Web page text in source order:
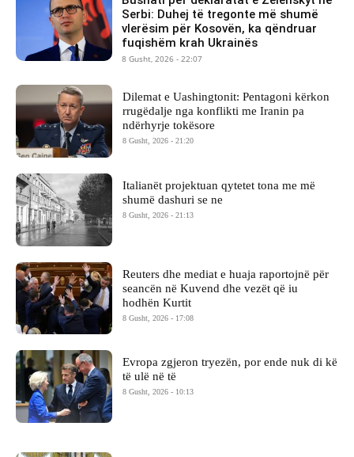
Serbi: Duhej të tregonte më shumë
vlerësim për Kosovën, ka qëndruar
fuqishëm krah Ukrainës
8 Gusht, 2026 - 22:07
Dilemat e Uashingtonit: Pentagoni kërkon
rrugëdalje nga konflikti me Iranin pa
ndërhyrje tokësore
8 Gusht, 2026 - 21:20
Italianët projektuan qytetet tona me më
shumë dashuri se ne
8 Gusht, 2026 - 21:13
Reuters dhe mediat e huaja raportojnë për
seancën në Kuvend dhe vezët që iu
hodhën Kurtit
8 Gusht, 2026 - 17:08
Evropa zgjeron tryezën, por ende nuk di kë
të ulë në të
8 Gusht, 2026 - 10:13